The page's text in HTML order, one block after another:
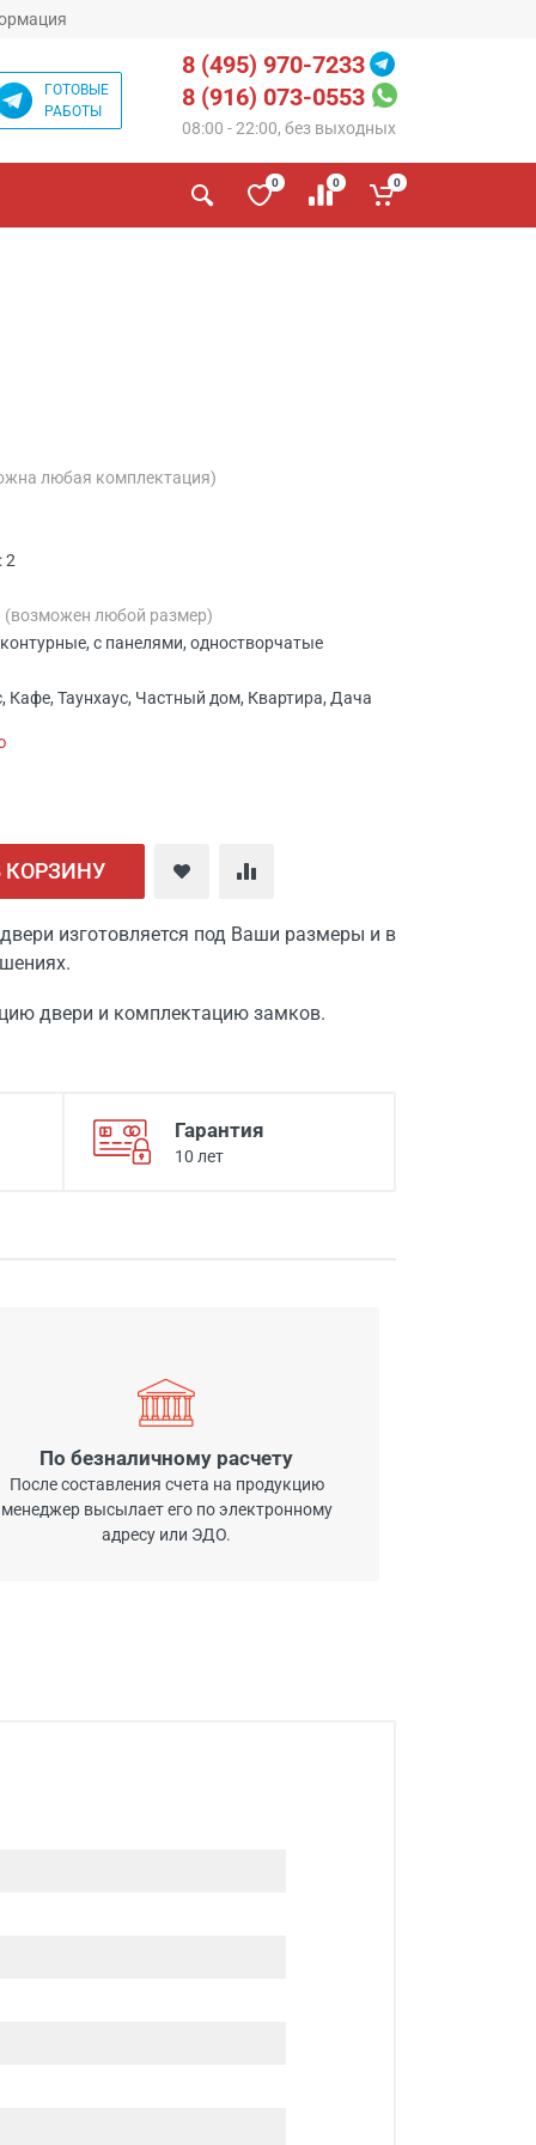
ГОТОВЫЕ
РАБОТЫ
8 (495) 970-7233
8 (916) 073-0553
08:00 - 22:00, без выходных
0 0 0
любая комплектация)
2
(возможен любой размер)
с панелями, одностворчатые
Кафе, Таунхаус, Частный дом, Квартира, Дача
КОРЗИНУ
изготовляется под Ваши размеры и в
двери и комплектацию замков.
Гарантия
10 лет
По безналичному расчету
После составления счета на продукцию
менеджер высылает его по электронному
адресу или ЭДО.